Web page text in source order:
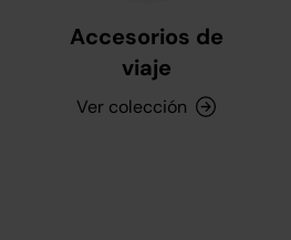
Accesorios de
viaje
Ver colección